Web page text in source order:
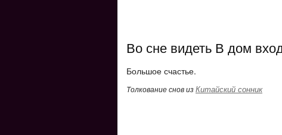
Во сне видеть В дом
Большое счастье.
Толкование снов изКитайский сонник